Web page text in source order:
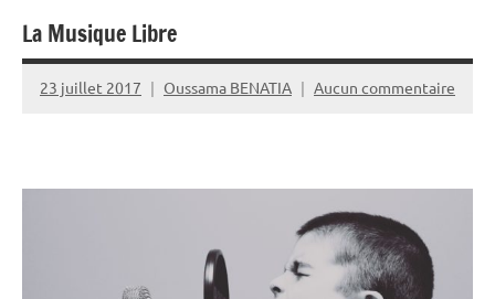
La Musique Libre
23 juillet 2017 Oussama BENATIA Aucun commentaire